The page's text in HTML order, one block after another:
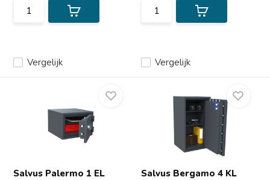
Vergelijk Vergelijk
Salvus Palermo 1 EL
Salvus Bergamo 4 KL